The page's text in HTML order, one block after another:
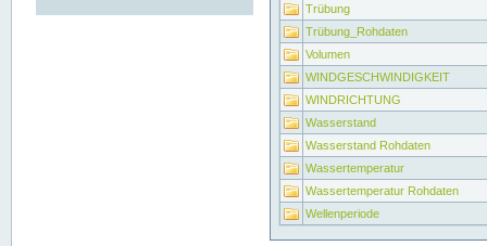
Trübung
Trübung_Rohdaten
Volumen
WINDGESCHWINDIGKEIT
WINDRICHTUNG
Wasserstand
Wasserstand Rohdaten
Wassertemperatur
Wassertemperatur Rohdaten
Wellenperiode